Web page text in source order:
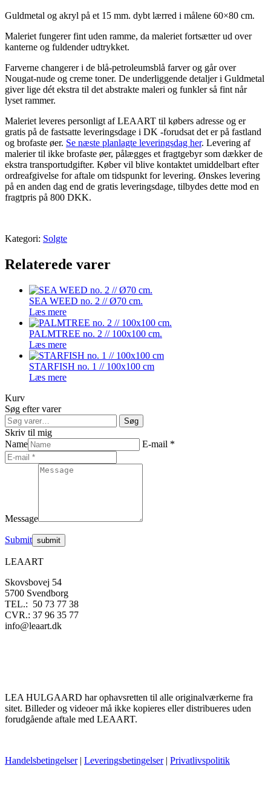
Guldmetal og akryl på et 15 mm. dybt lærred i målene 60×80 cm.
Maleriet fungerer fint uden ramme, da maleriet fortsætter ud over
kanterne og fuldender udtrykket.
Farverne changerer i de blå-petroleumsblå farver og går over
Nougat-nude og creme toner. De underliggende detaljer i Guldmetal
giver lige dét ekstra til det abstrakte maleri og funkler så fint når
lyset rammer.
Maleriet leveres personligt af LEAART til købers adresse og er
gratis på de fastsatte leveringsdage i DK -forudsat det er på fastland
og brofaste øer. Se næste planlagte leveringsdag her. Levering af
malerier til ikke brofaste øer, pålægges et fragtgebyr som dækker de
ekstra transportudgifter. Køber vil blive kontaktet umiddelbart efter
ordreafgivelse for aftale om tidspunkt for levering. Ønskes levering
på en anden dag end de gratis leveringsdage, tilbydes dette mod en
fragtpris på 800 DKK.
Kategori: Solgte
Relaterede varer
SEA WEED no. 2 // Ø70 cm.
Læs mere
PALMTREE no. 2 // 100x100 cm.
Læs mere
STARFISH no. 1 // 100x100 cm
Læs mere
Kurv
Søg efter varer
Søg
efter:
Søg
Skriv til mig
Name
E-mail *
Message
Submit
LEAART
Skovsbovej 54
5700 Svendborg
TEL.: 50 73 77 38
CVR.: 37 96 35 77
info@leaart.dk
LEA HULGAARD har ophavsretten til alle originalværkerne fra
sitet. Billeder og videoer må ikke kopieres eller distribueres uden
forudgående aftale med LEAART.
Handelsbetingelser| Leveringsbetingelser| Privatlivspolitik